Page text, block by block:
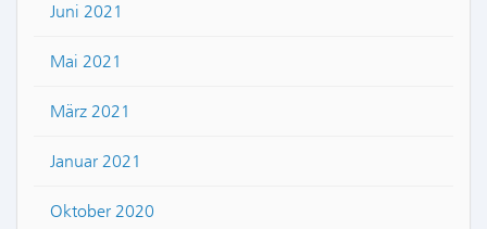
Juni 2021
Mai 2021
März 2021
Januar 2021
Oktober 2020